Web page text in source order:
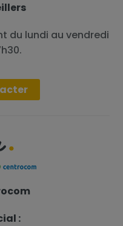
du lundi au vendredi
: